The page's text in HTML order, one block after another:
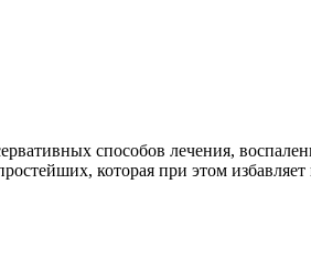
способов лечения,
которая при этом